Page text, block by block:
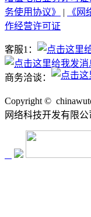
务使用协议》
| 《网
作经营许可证
客服1：
商务洽谈：
Copyright ©
网络科技开发有限公